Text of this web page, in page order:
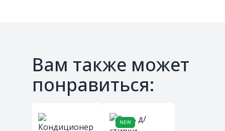
Вам также может
понравиться:
NEW